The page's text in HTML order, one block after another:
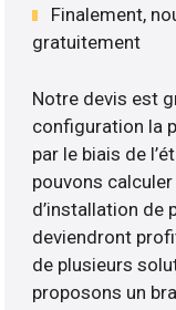
Finalement,
gratuitement
Notre devis est
configuration la
par le biais de
pouvons
d’installation de
deviendront
de plusieurs
proposons un